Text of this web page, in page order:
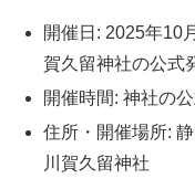
開催日: 2025年10
賀久留神社の公式
開催時間: 神社の
住所・開催場所:
川賀久留神社